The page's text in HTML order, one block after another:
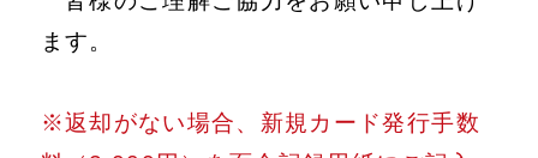
ます。
※返却がない場合、新規カード発行手数